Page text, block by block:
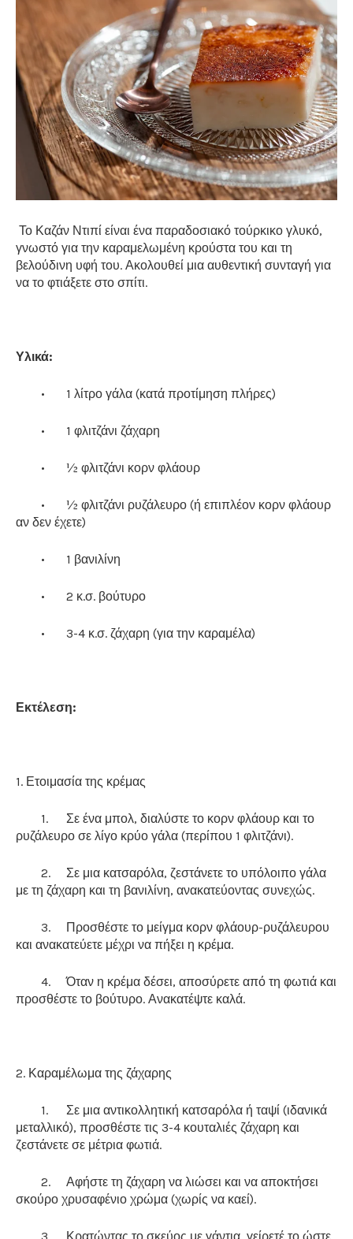
Το Καζάν Ντιπί είναι ένα παραδοσιακό τούρκικο γλυκό,
γνωστό για την καραμελωμένη κρούστα του και τη
βελούδινη υφή του. Ακολουθεί μια αυθεντική συνταγή για
να το φτιάξετε στο σπίτι.
Υλικά:
• 1 λίτρο γάλα (κατά προτίμηση πλήρες)
• 1 φλιτζάνι ζάχαρη
• ½ φλιτζάνι κορν φλάουρ
•
½ φλιτζάνι ρυζάλευρο (ή επιπλέον κορν φλάουρ
αν δεν έχετε)
• 1 βανιλίνη
• 2 κ.σ. βούτυρο
• 3-4 κ.σ. ζάχαρη (για την καραμέλα)
Εκτέλεση:
1. Ετοιμασία της κρέμας
1.
Σε ένα μπολ, διαλύστε το κορν φλάουρ και το
ρυζάλευρο σε λίγο κρύο γάλα (περίπου 1 φλιτζάνι).
2.
Σε μια κατσαρόλα, ζεστάνετε το υπόλοιπο γάλα
με τη ζάχαρη και τη βανιλίνη, ανακατεύοντας συνεχώς.
3.
Προσθέστε το μείγμα κορν φλάουρ-ρυζάλευρου
και ανακατεύετε μέχρι να πήξει η κρέμα.
4.
Όταν η κρέμα δέσει, αποσύρετε από τη φωτιά και
προσθέστε το βούτυρο. Ανακατέψτε καλά.
2. Καραμέλωμα της ζάχαρης
1.
Σε μια αντικολλητική κατσαρόλα ή ταψί (ιδανικά
μεταλλικό), προσθέστε τις 3-4 κουταλιές ζάχαρη και
ζεστάνετε σε μέτρια φωτιά.
2.
Αφήστε τη ζάχαρη να λιώσει και να αποκτήσει
σκούρο χρυσαφένιο χρώμα (χωρίς να καεί).